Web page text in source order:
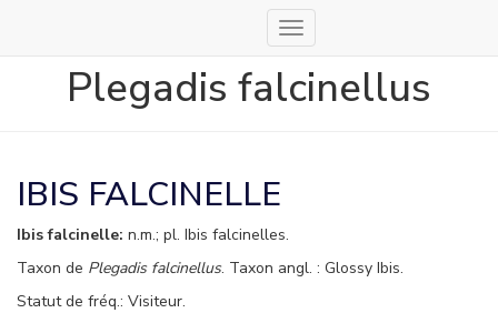
Déplier
navigation
Plegadis falcinellus
IBIS FALCINELLE
Ibis falcinelle: n.m.; pl. Ibis falcinelles.
Taxon de Plegadis falcinellus. Taxon angl. : Glossy Ibis.
Statut de fréq.: Visiteur.